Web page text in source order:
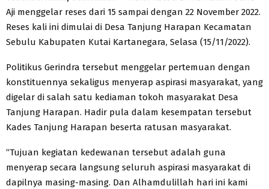
Aji menggelar reses dari 15 sampai dengan 22 November 2022.
Reses kali ini dimulai di Desa Tanjung Harapan Kecamatan
Sebulu Kabupaten Kutai Kartanegara, Selasa (15/11/2022).
Politikus Gerindra tersebut menggelar pertemuan dengan
konstituennya sekaligus menyerap aspirasi masyarakat, yang
digelar di salah satu kediaman tokoh masyarakat Desa
Tanjung Harapan. Hadir pula dalam kesempatan tersebut
Kades Tanjung Harapan beserta ratusan masyarakat.
“Tujuan kegiatan kedewanan tersebut adalah guna
menyerap secara langsung seluruh aspirasi masyarakat di
dapilnya masing-masing. Dan Alhamdulillah hari ini kami